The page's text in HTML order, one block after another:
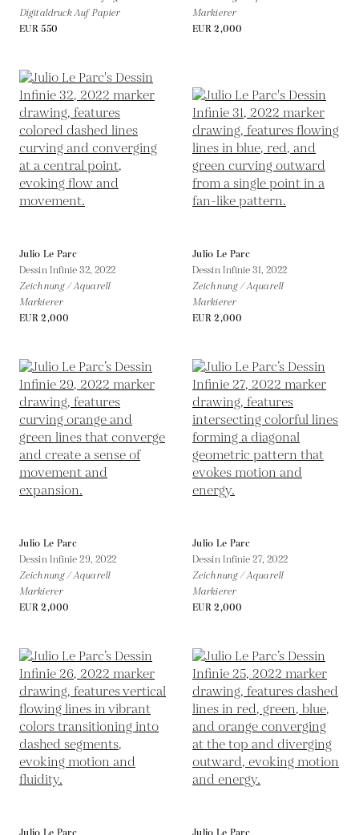
Digitaldruck Auf Papier
EUR 550
Markierer
EUR 2,000
Julio Le Parc
Dessin Infinie 32, 2022
Zeichnung / Aquarell
Markierer
EUR 2,000
Julio Le Parc
Dessin Infinie 31, 2022
Zeichnung / Aquarell
Markierer
EUR 2,000
Julio Le Parc
Dessin Infinie 29, 2022
Zeichnung / Aquarell
Markierer
EUR 2,000
Julio Le Parc
Dessin Infinie 27, 2022
Zeichnung / Aquarell
Markierer
EUR 2,000